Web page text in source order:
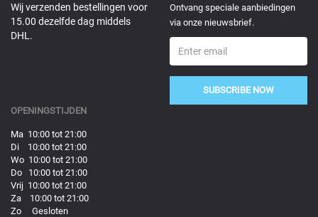
Wij verzenden bestellingen voor
15.00 dezelfde dag middels
DHL.
Ontvang speciale aanbiedingen
via onze nieuwsbrief.
SUBSCRIBE NOW
OPENINGSTIJDEN
Ma 10:00 tot 21:00
Di 10:00 tot 21:00
Wo 10:00 tot 21:00
Do 10:00 tot 21:00
Vrij 10:00 tot 21:00
Za 10:00 tot 21:00
Zo Gesloten